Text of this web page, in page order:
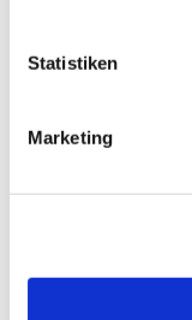
Statistiken
Marketing
September 2024
Februar 2024
Februar 2023
März 2022